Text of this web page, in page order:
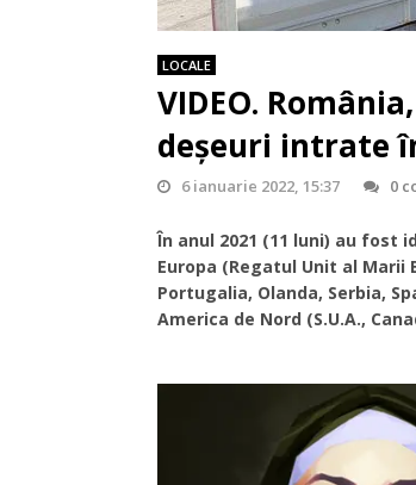
LOCALE
VIDEO.
deșeuri intrate
6 ianuarie 2022, 15:37 0
În anul 2021 (11 luni) au fost
Europa (Regatul Unit al Marii
Portugalia, Olanda, Serbia,
America de Nord (S.U.A.,